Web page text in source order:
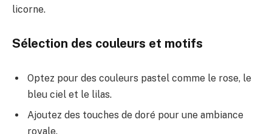
licorne.
Sélection des couleurs et motifs
Optez pour des couleurs pastel comme le rose, le
bleu ciel et le lilas.
Ajoutez des touches de doré pour une ambiance
royale.